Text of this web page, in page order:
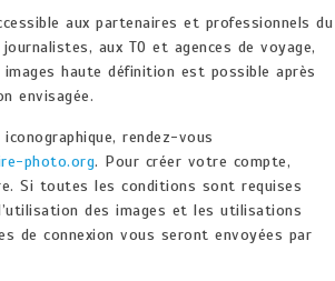
aux partenaires et professionnels du
aux TO et agences de voyage,
images haute définition est possible après
envisagée.
rendez-vous
photo.org. Pour créer votre compte,
Si toutes les conditions sont requises
des images et les utilisations
de connexion vous seront envoyées par